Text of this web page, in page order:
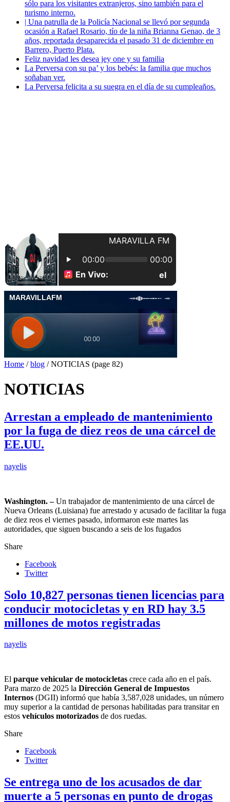
sólo para los visitantes extranjeros, sino también para el
turismo interno.
| Una patrulla de la Policía Nacional se llevó por segunda
ocasión a Rafael Rosario, tío de la niña Brianna Genao, de 3
años, reportada desaparecida el pasado 31 de diciembre en
Barrero, Puerto Plata.
Feliz navidad les desea jey one y su familia
La Perversa con su pa’ y los bebés: la familia que muchos
soñaban ver.
La Perversa felicita a su suegra en el día de su cumpleaños.
Home / blog / NOTICIAS (page 82)
NOTICIAS
Arrestan a empleado de mantenimiento
por la fuga de diez reos de una cárcel de
EE.UU.
nayelis
Washington. –Un trabajador de mantenimiento de una cárcel de
Nueva Orleans (Luisiana) fue arrestado y acusado de facilitar la fuga
de diez reos el viernes pasado, informaron este martes las
autoridades, que siguen buscando a seis de los fugados
Share
Facebook
Twitter
Solo 10,827 personas tienen licencias para
conducir motocicletas y en RD hay 3.5
millones de motos registradas
nayelis
El parque vehicular de motocicletas crece cada año en el país.
Para marzo de 2025 la Dirección General de Impuestos
Internos (DGII) informó que había 3,587,028 unidades, un número
muy superior a la cantidad de personas habilitadas para transitar en
estos vehículos motorizados de dos ruedas.
Share
Facebook
Twitter
Se entrega uno de los acusados de dar
muerte a 5 personas en punto de drogas